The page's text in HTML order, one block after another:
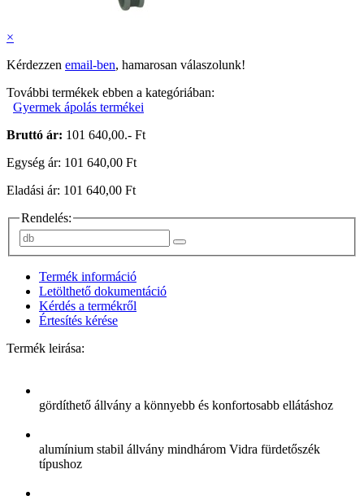
×
Kérdezzen email-ben, hamarosan válaszolunk!
További termékek ebben a kategóriában:
Gyermek ápolás termékei
Bruttó ár: 101 640,00.- Ft
Egység ár: 101 640,00 Ft
Eladási ár: 101 640,00 Ft
Rendelés:
Termék információ
Letölthető dokumentáció
Kérdés a termékről
Értesítés kérése
Termék leirása:
gördíthető állvány a könnyebb és konfortosabb ellátáshoz
alumínium stabil állvány mindhárom Vidra fürdetőszék
típushoz